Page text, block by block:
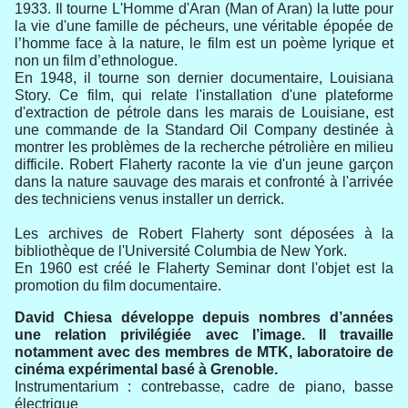
1933. Il tourne L'Homme d'Aran (Man of Aran) la lutte pour
la vie d'une famille de pécheurs, une véritable épopée de
l’homme face à la nature, le film est un poème lyrique et
non un film d’ethnologue.
En 1948, il tourne son dernier documentaire, Louisiana
Story. Ce film, qui relate l'installation d'une plateforme
d'extraction de pétrole dans les marais de Louisiane, est
une commande de la Standard Oil Company destinée à
montrer les problèmes de la recherche pétrolière en milieu
difficile. Robert Flaherty raconte la vie d'un jeune garçon
dans la nature sauvage des marais et confronté à l'arrivée
des techniciens venus installer un derrick.
Les archives de Robert Flaherty sont déposées à la
bibliothèque de l'Université Columbia de New York.
En 1960 est créé le Flaherty Seminar dont l'objet est la
promotion du film documentaire.
David Chiesa développe depuis nombres d’années
une relation privilégiée avec l’image. Il travaille
notamment avec des membres de MTK, laboratoire de
cinéma expérimental basé à Grenoble.
Instrumentarium : contrebasse, cadre de piano, basse
électrique